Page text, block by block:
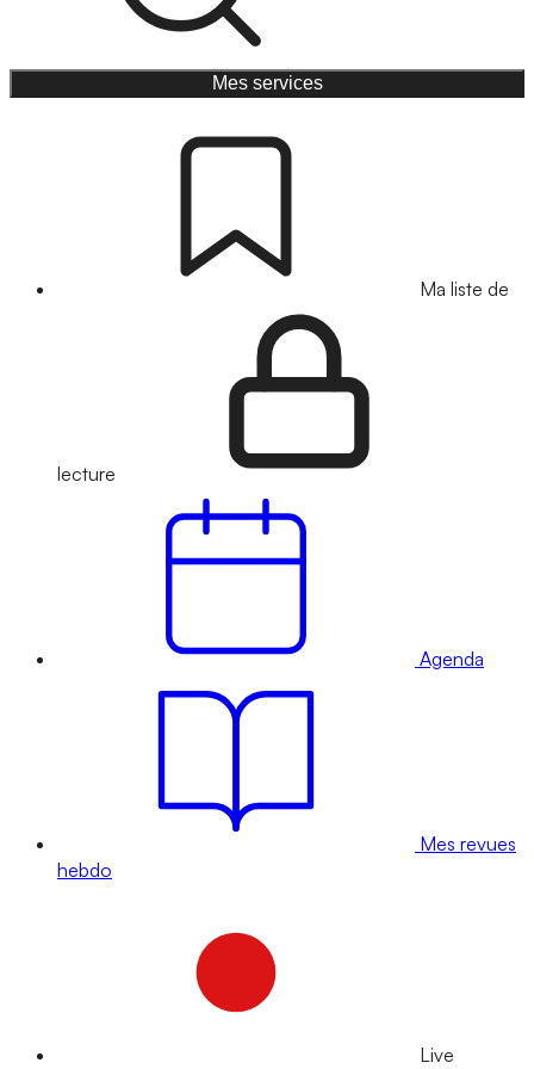
Mes services
Ma liste de
lecture
Agenda
Mes revues
hebdo
Live